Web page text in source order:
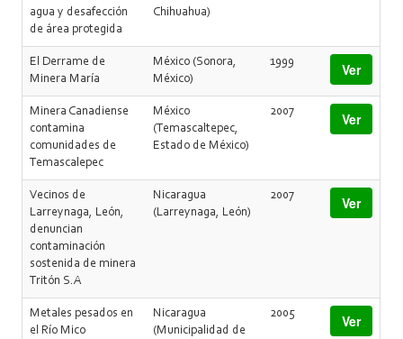
agua y desafección
de área protegida
Chihuahua)
El Derrame de
Minera María
México (Sonora,
México)
1999 Ver
Minera Canadiense
contamina
comunidades de
Temascalepec
México
(Temascaltepec,
Estado de México)
2007 Ver
Vecinos de
Larreynaga, León,
denuncian
contaminación
sostenida de minera
Tritón S.A
Nicaragua
(Larreynaga, León)
2007 Ver
Metales pesados en
el Río Mico
Nicaragua
(Municipalidad de
2005 Ver